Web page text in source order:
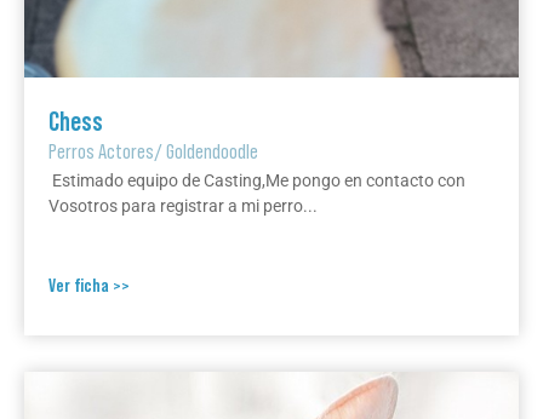
Chess
Perros Actores/Goldendoodle
Estimado equipo de Casting,Me pongo en contacto con
Vosotros para registrar a mi perro...
Ver ficha >>